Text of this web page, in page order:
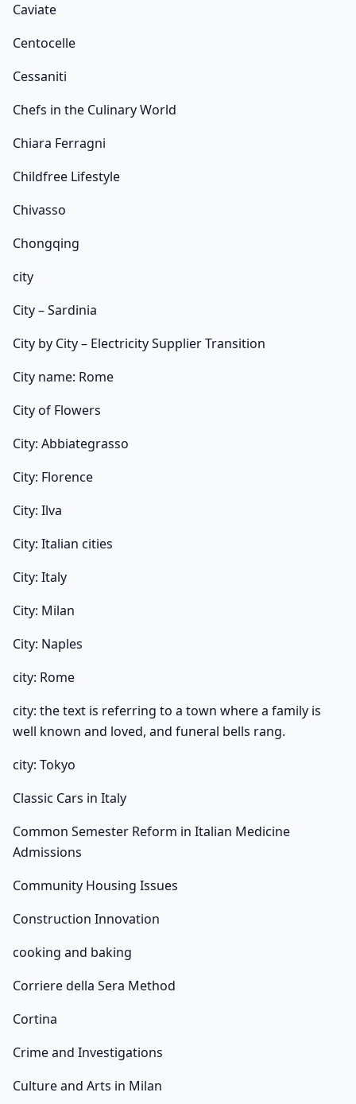
Caviate
Centocelle
Cessaniti
Chefs in the Culinary World
Chiara Ferragni
Childfree Lifestyle
Chivasso
Chongqing
city
City – Sardinia
City by City – Electricity Supplier Transition
City name: Rome
City of Flowers
City: Abbiategrasso
City: Florence
City: Ilva
City: Italian cities
City: Italy
City: Milan
City: Naples
city: Rome
city: the text is referring to a town where a family is
well known and loved, and funeral bells rang.
city: Tokyo
Classic Cars in Italy
Common Semester Reform in Italian Medicine
Admissions
Community Housing Issues
Construction Innovation
cooking and baking
Corriere della Sera Method
Cortina
Crime and Investigations
Culture and Arts in Milan